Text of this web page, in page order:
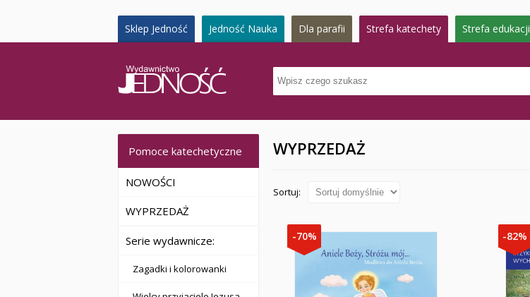
Sklep Jedność Jedność Nauka Dla parafii Strefa katechety Strefa edukacji
Pomoce katechetyczne
NOWOŚCI
WYPRZEDAŻ
Serie wydawnicze:
Zagadki i kolorowanki
WYPRZEDAŻ
Sortuj:
-70% -82%